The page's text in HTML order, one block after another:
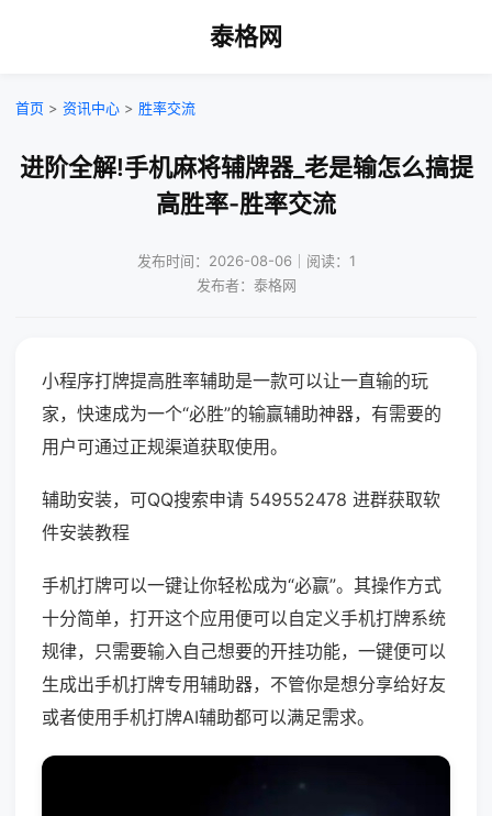
泰格网
首页 > 资讯中心 > 胜率交流
进阶全解!手机麻将辅牌器_老是输怎么搞提
高胜率-胜率交流
发布时间：2026-08-06｜阅读：1
发布者：泰格网
小程序打牌提高胜率辅助是一款可以让一直输的玩
家，快速成为一个“必胜”的输赢辅助神器，有需要的
用户可通过正规渠道获取使用。
辅助安装，可QQ搜索申请 549552478 进群获取软
件安装教程
手机打牌可以一键让你轻松成为“必赢”。其操作方式
十分简单，打开这个应用便可以自定义手机打牌系统
规律，只需要输入自己想要的开挂功能，一键便可以
生成出手机打牌专用辅助器，不管你是想分享给好友
或者使用手机打牌AI辅助都可以满足需求。